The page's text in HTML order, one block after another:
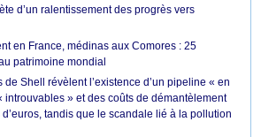
d’un ralentissement des progrès vers
en France, médinas aux Comores : 25
patrimoine mondial
Shell révèlent l’existence d’un pipeline « en
introuvables » et des coûts de démantèlement
tandis que le scandale lié à la pollution